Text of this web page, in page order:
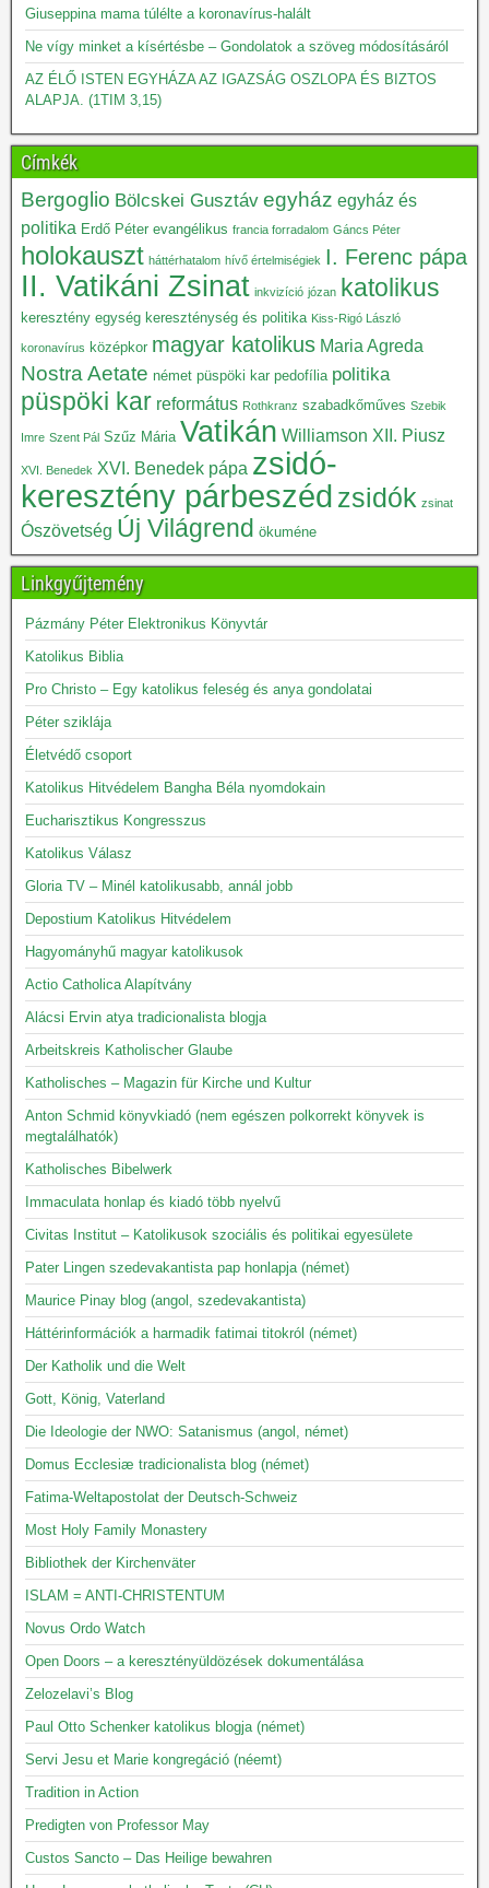
Giuseppina mama túlélte a koronavírus-halált
Ne vígy minket a kísértésbe – Gondolatok a szöveg módosításáról
AZ ÉLŐ ISTEN EGYHÁZA AZ IGAZSÁG OSZLOPA ÉS BIZTOS
ALAPJA. (1TIM 3,15)
Címkék
Bergoglio Bölcskei Gusztáv egyház egyház és
politika Erdő Péter evangélikus francia forradalom Gáncs Péter
holokauszt háttérhatalom hívő értelmiségiek I. Ferenc pápa
II. Vatikáni Zsinat inkvizíció józan katolikus
keresztény egység kereszténység és politika Kiss-Rigó László
koronavírus középkor magyar katolikus Maria Agreda
Nostra Aetate német püspöki kar pedofília politika
püspöki kar református Rothkranz szabadkőműves Szebik
Imre Szent Pál Szűz Mária Vatikán Williamson XII. Piusz
XVI. Benedek XVI. Benedek pápa zsidó-
keresztény párbeszéd zsidók zsinat
Ószövetség Új Világrend ökuméne
Linkgyűjtemény
Pázmány Péter Elektronikus Könyvtár
Katolikus Biblia
Pro Christo – Egy katolikus feleség és anya gondolatai
Péter sziklája
Életvédő csoport
Katolikus Hitvédelem Bangha Béla nyomdokain
Eucharisztikus Kongresszus
Katolikus Válasz
Gloria TV – Minél katolikusabb, annál jobb
Depostium Katolikus Hitvédelem
Hagyományhű magyar katolikusok
Actio Catholica Alapítvány
Alácsi Ervin atya tradicionalista blogja
Arbeitskreis Katholischer Glaube
Katholisches – Magazin für Kirche und Kultur
Anton Schmid könyvkiadó (nem egészen polkorrekt könyvek is
megtalálhatók)
Katholisches Bibelwerk
Immaculata honlap és kiadó több nyelvű
Civitas Institut – Katolikusok szociális és politikai egyesülete
Pater Lingen szedevakantista pap honlapja (német)
Maurice Pinay blog (angol, szedevakantista)
Háttérinformációk a harmadik fatimai titokról (német)
Der Katholik und die Welt
Gott, König, Vaterland
Die Ideologie der NWO: Satanismus (angol, német)
Domus Ecclesiæ tradicionalista blog (német)
Fatima-Weltapostolat der Deutsch-Schweiz
Most Holy Family Monastery
Bibliothek der Kirchenväter
ISLAM = ANTI-CHRISTENTUM
Novus Ordo Watch
Open Doors – a keresztényüldözések dokumentálása
Zelozelavi’s Blog
Paul Otto Schenker katolikus blogja (német)
Servi Jesu et Marie kongregáció (néemt)
Tradition in Action
Predigten von Professor May
Custos Sancto – Das Heilige bewahren